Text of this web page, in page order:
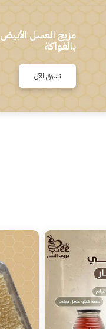
مزيج العسل الأبيض
بالفواكة
تسوق الآن